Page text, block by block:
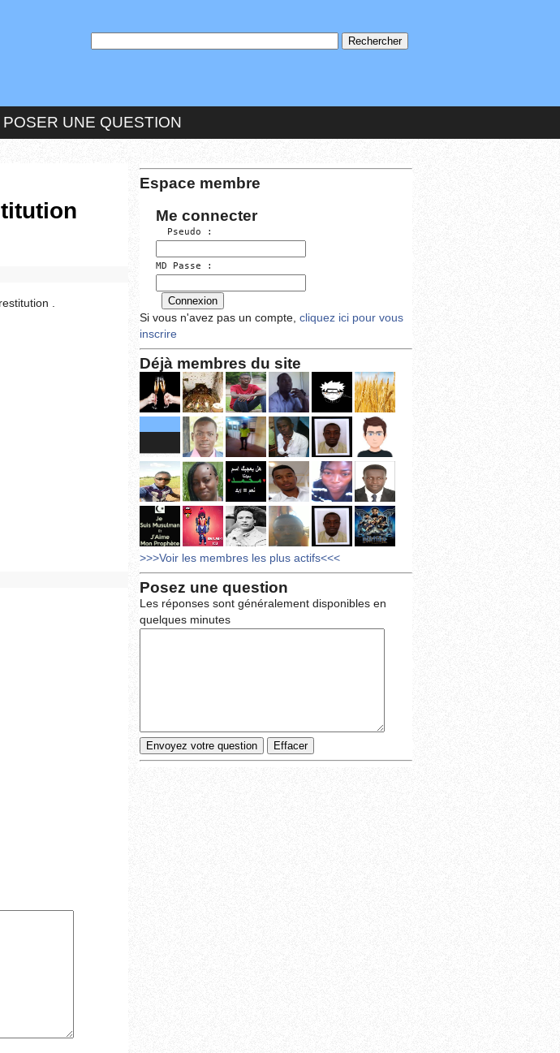
POSER UNE QUESTION
.
Espace membre
Me connecter
  Pseudo :
MD Passe :
Si vous n'avez pas un compte, cliquez ici pour vous
inscrire
Déjà membres du site
>>>Voir les membres les plus actifs<<<
Posez une question
Les réponses sont généralement disponibles en
quelques minutes